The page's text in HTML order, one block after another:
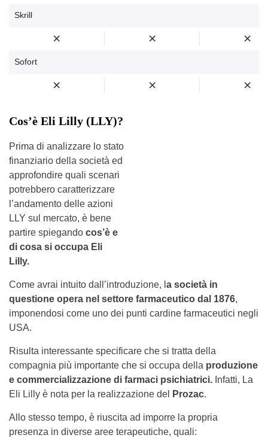
Skrill
Sofort
Cos’è Eli Lilly (LLY)?
Prima di analizzare lo stato
finanziario della società ed
approfondire quali scenari
potrebbero caratterizzare
l’andamento delle azioni
LLY sul mercato, è bene
partire spiegando cos’è e
di cosa si occupa Eli
Lilly.
Come avrai intuito dall’introduzione, l a società in
questione opera nel settore farmaceutico dal 1876,
imponendosi come uno dei punti cardine farmaceutici negli
USA.
Risulta interessante specificare che si tratta della
compagnia più importante che si occupa della produzione
e commercializzazione di farmaci psichiatrici. Infatti, La
Eli Lilly è nota per la realizzazione del
Prozac.
Allo stesso tempo, è riuscita ad imporre la propria
presenza in diverse aree terapeutiche, quali: